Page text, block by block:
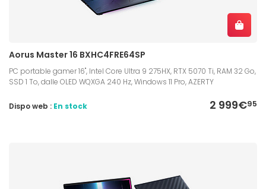
Aorus Master 16 BXHC4FRE64SP
PC portable gamer 16", Intel Core Ultra 9 275HX, RTX 5070 Ti, RAM 32 Go,
SSD 1 To, dalle OLED WQXGA 240 Hz, Windows 11 Pro, AZERTY
2 999€95
Dispo web : En stock